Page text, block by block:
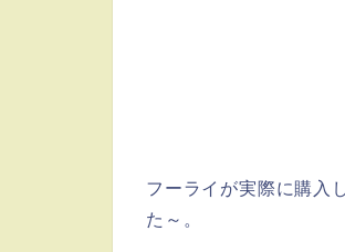
フーライが実際に購入
た～。